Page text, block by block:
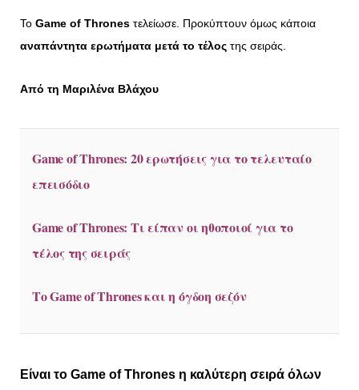
Το Game of Thrones τελείωσε. Προκύπτουν όμως κάποια
αναπάντητα ερωτήματα μετά το τέλος της σειράς.
Από τη Μαριλένα Βλάχου
Game of Thrones: 20 ερωτήσεις για το τελευταίο
επεισόδιο
Game of Thrones: Τι είπαν οι ηθοποιοί για το
τέλος της σειράς
Το Game of Thrones και η όγδοη σεζόν
Είναι το Game of Thrones η καλύτερη σειρά όλων